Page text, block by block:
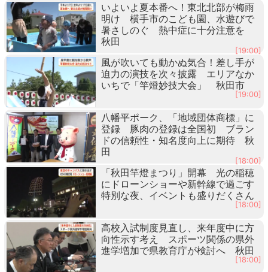
いよいよ夏本番へ！東北北部が梅雨
明け 横手市のこども園、水遊びで
暑さしのぐ 熱中症に十分注意を
秋田
[19:00]
風が吹いても動かぬ気合！差し手が
迫力の演技を次々披露 エリアなか
いちで「竿燈妙技大会」 秋田市
[19:00]
八幡平ポーク、「地域団体商標」に
登録 豚肉の登録は全国初 ブラン
ドの信頼性・知名度向上に期待 秋
田
[18:00]
「秋田竿燈まつり」開幕 光の稲穂
にドローンショーや新幹線で過ごす
特別な夜、イベントも盛りだくさん
[18:00]
高校入試制度見直し、来年度中に方
向性示す考え スポーツ関係の県外
進学増加で県教育庁が検討へ 秋田
[18:00]